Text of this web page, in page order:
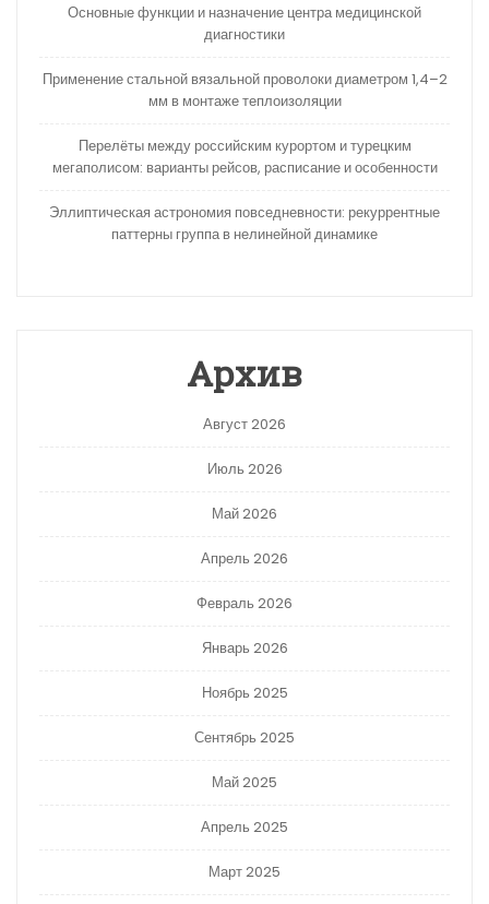
Основные функции и назначение центра медицинской
диагностики
Применение стальной вязальной проволоки диаметром 1,4–2
мм в монтаже теплоизоляции
Перелёты между российским курортом и турецким
мегаполисом: варианты рейсов, расписание и особенности
Эллиптическая астрономия повседневности: рекуррентные
паттерны группа в нелинейной динамике
Архив
Август 2026
Июль 2026
Май 2026
Апрель 2026
Февраль 2026
Январь 2026
Ноябрь 2025
Сентябрь 2025
Май 2025
Апрель 2025
Март 2025